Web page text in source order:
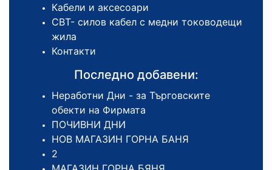
Кабели и аксесоари
СВТ- силов кабел с медни тоководещи
жила
Контакти
Последно добавени:
Неработни Дни - за Търговските
обекти на Фирмата
ПОЧИВНИ ДНИ
НОВ МАГАЗИН ГОРНА БАНЯ
2